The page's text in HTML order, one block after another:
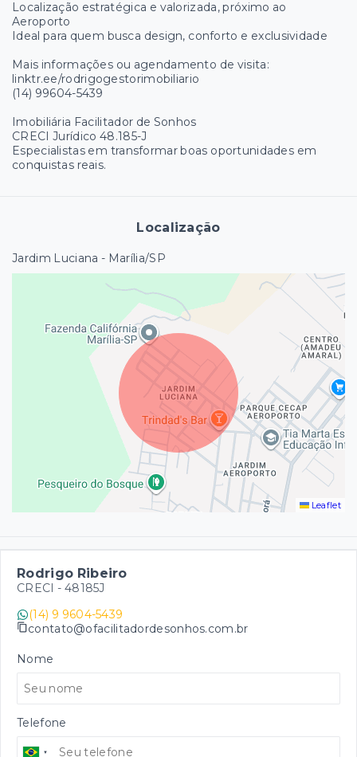
Localização estratégica e valorizada, próximo ao
Aeroporto
Ideal para quem busca design, conforto e exclusividade
Mais informações ou agendamento de visita:
linktr.ee/rodrigogestorimobiliario
(14) 99604-5439
Imobiliária Facilitador de Sonhos
CRECI Jurídico 48.185-J
Especialistas em transformar boas oportunidades em
conquistas reais.
Localização
Jardim Luciana - Marília/SP
Leaflet
Rodrigo Ribeiro
CRECI - 48185J
(14) 9 9604-5439
contato@ofacilitadordesonhos.com.br
Nome
Telefone